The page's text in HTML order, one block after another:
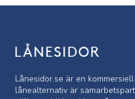
Lånesidor.se är en kommersiell
lånealternativ är